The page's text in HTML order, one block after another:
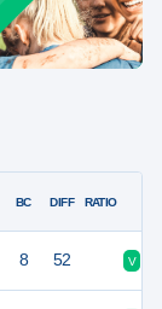
BC DIFF RATIO
8 52 V